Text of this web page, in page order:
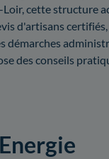
cette structure
d'artisans
démarches
des conseils